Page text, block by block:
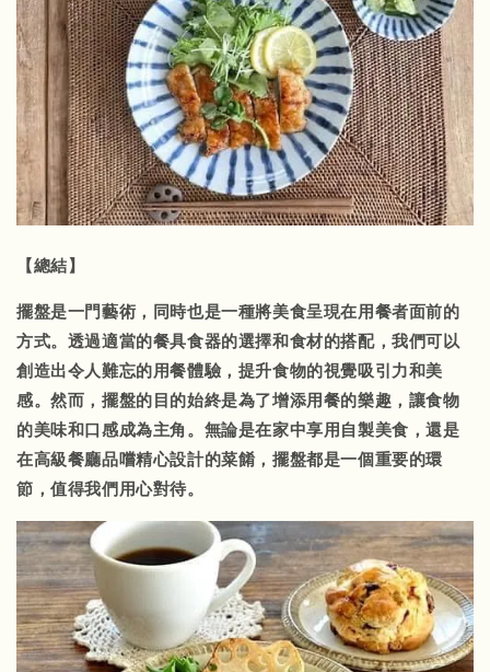
【總結】
擺盤是一門藝術，同時也是一種將美食呈現在用餐者面前的
方式。透過適當的餐具食器的選擇和食材的搭配，我們可以
創造出令人難忘的用餐體驗，提升食物的視覺吸引力和美
感。然而，擺盤的目的始終是為了增添用餐的樂趣，讓食物
的美味和口感成為主角。無論是在家中享用自製美食，還是
在高級餐廳品嚐精心設計的菜餚，擺盤都是一個重要的環
節，值得我們用心對待。